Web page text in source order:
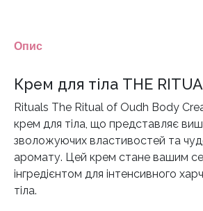
Опис
Крем для тіла THE
Rituals The Ritual of Oudh Body
крем для тіла, що представляє
зволожуючих властивостей та
аромату. Цей крем стане вашим
інгредієнтом для інтенсивного
тіла.